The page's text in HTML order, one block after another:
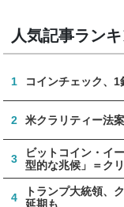
人気記事ラン
1 コインチェック、
2 米クラリティー法
3
ビットコイン・イ
型的な兆候」＝ク
4
トランプ大統領、
延期も